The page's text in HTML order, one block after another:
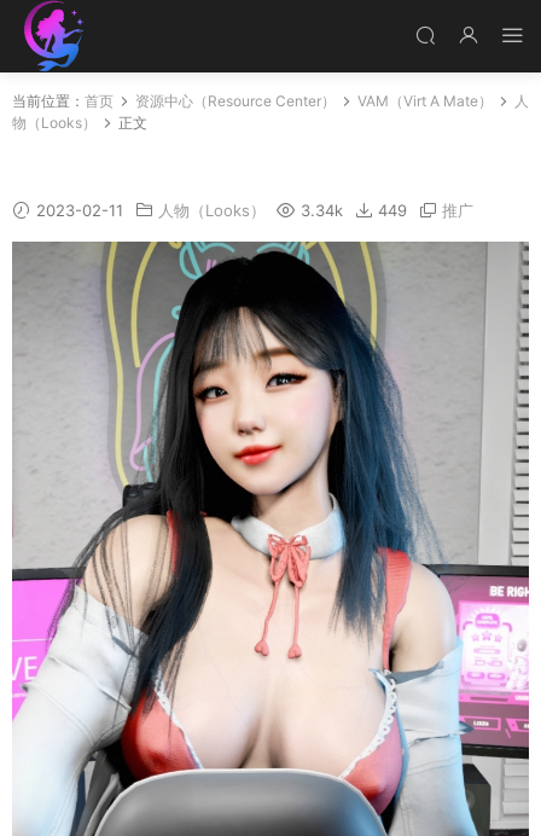
当前位置： 首页 资源中心（Resource Center） VAM（Virt A Mate）
人
物（Looks）
正文
2023-02-11 人物（Looks） 3.34k 449 推广